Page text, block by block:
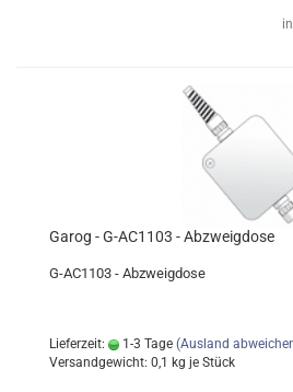
Garog - G-AC1103 - Abzweigdose
G-AC1103 - Abzweigdose
Lieferzeit: 1-3 Tage (Ausland
Versandgewicht: 0,1 kg je Stück